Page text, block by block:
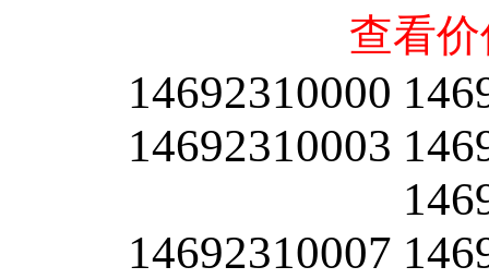
查看
14692310000
14692310003
14692310007